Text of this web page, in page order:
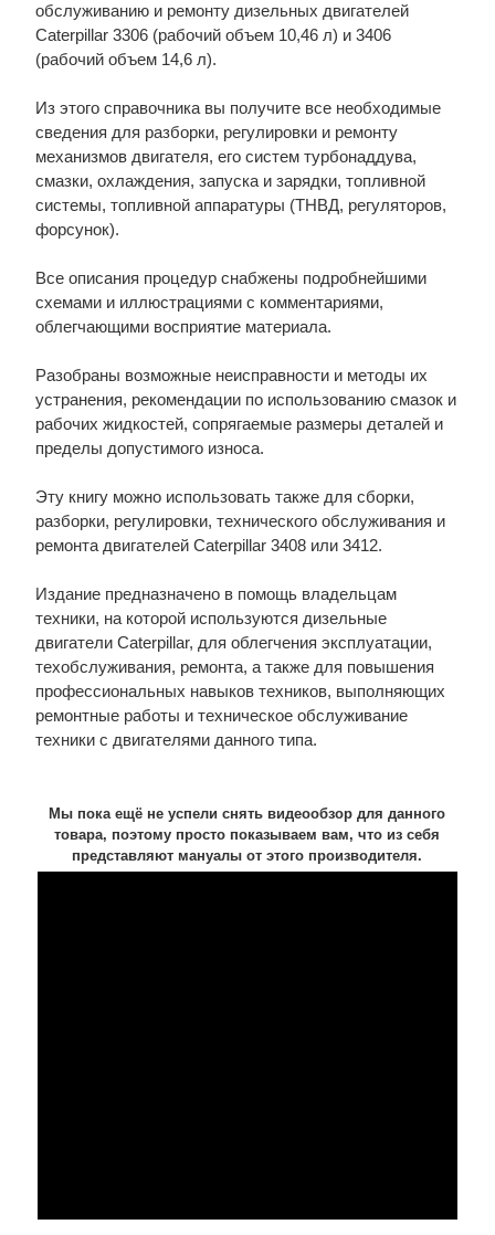
обслуживанию и ремонту дизельных двигателей
Caterpillar 3306 (рабочий объем 10,46 л) и 3406
(рабочий объем 14,6 л).
Из этого справочника вы получите все необходимые
сведения для разборки, регулировки и ремонту
механизмов двигателя, его систем турбонаддува,
смазки, охлаждения, запуска и зарядки, топливной
системы, топливной аппаратуры (ТНВД, регуляторов,
форсунок).
Все описания процедур снабжены подробнейшими
схемами и иллюстрациями с комментариями,
облегчающими восприятие материала.
Разобраны возможные неисправности и методы их
устранения, рекомендации по использованию смазок и
рабочих жидкостей, сопрягаемые размеры деталей и
пределы допустимого износа.
Эту книгу можно использовать также для сборки,
разборки, регулировки, технического обслуживания и
ремонта двигателей Caterpillar 3408 или 3412.
Издание предназначено в помощь владельцам
техники, на которой используются дизельные
двигатели Caterpillar, для облегчения эксплуатации,
техобслуживания, ремонта, а также для повышения
профессиональных навыков техников, выполняющих
ремонтные работы и техническое обслуживание
техники с двигателями данного типа.
Мы пока ещё не успели снять видеообзор для данного
товара, поэтому просто показываем вам, что из себя
представляют мануалы от этого производителя.